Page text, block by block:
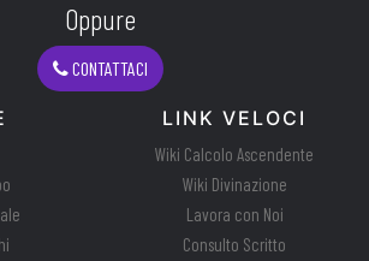
Oppure
CONTATTACI
LINK VELOCI
Wiki Calcolo Ascendente
Wiki Divinazione
Lavora con Noi
Consulto Scritto